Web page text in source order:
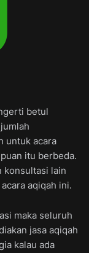
betul
untuk acara
itu berbeda.
konsultasi lain
aqiqah ini.
maka seluruh
jasa aqiqah
kalau ada